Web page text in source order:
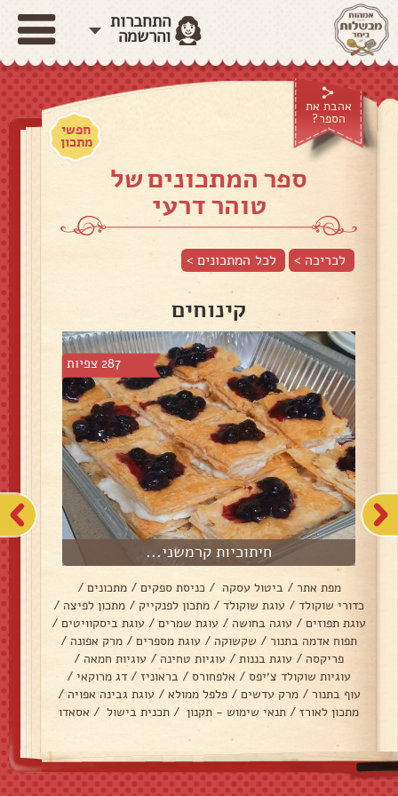
התחברות
והרשמה
אהבת את
הספר?
חפשי
מתכון
ספר המתכונים של
טוהר דרעי
לכריכה > לכל המתכונים >
קינוחים
287 צפיות
חיתוכיות קרמשני...
מפת אתר / ביטול עסקה / כניסת ספקים / מתכונים /
כדורי שוקולד / עוגת שוקולד / מתכון לפנקייק / מתכון לפיצה /
עוגת תפוזים / עוגה בחושה / עוגת שמרים / עוגת ביסקוויטים /
תפוח אדמה בתנור / שקשוקה / עוגת מספרים / מרק אפונה /
פריקסה / עוגת בננות / עוגיות טחינה / עוגיות חמאה /
עוגיות שוקולד צ׳יפס / אלפחורס / בראוניז / דג מרוקאי /
עוף בתנור / מרק עדשים / פלפל ממולא / עוגת גבינה אפויה /
מתכון לאורז / תנאי שימוש - תקנון / תכנית בישול / אסאדו